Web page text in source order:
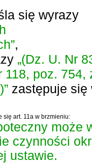
się wyrazy
,
„(Dz. U. Nr
118, poz.
zastępuje
się art. 11a w brzmieniu:
może
czynności
ustawie.